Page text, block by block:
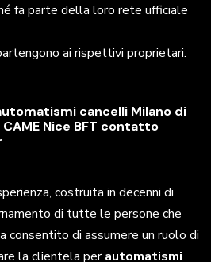
fa parte della loro rete ufficiale
ai rispettivi proprietari.
cancelli Milano di
Nice BFT contatto
costruita in decenni di
di tutte le persone che
consentito di assumere un ruolo di
la clientela perautomatismi